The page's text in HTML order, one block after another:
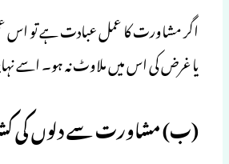
اگر مشاورت کا عمل عبادت ہے تو اس
یا غرض کی اس میں ملاوٹ نہ ہو۔ اسے
(ب) مشاورت سے دلوں کی